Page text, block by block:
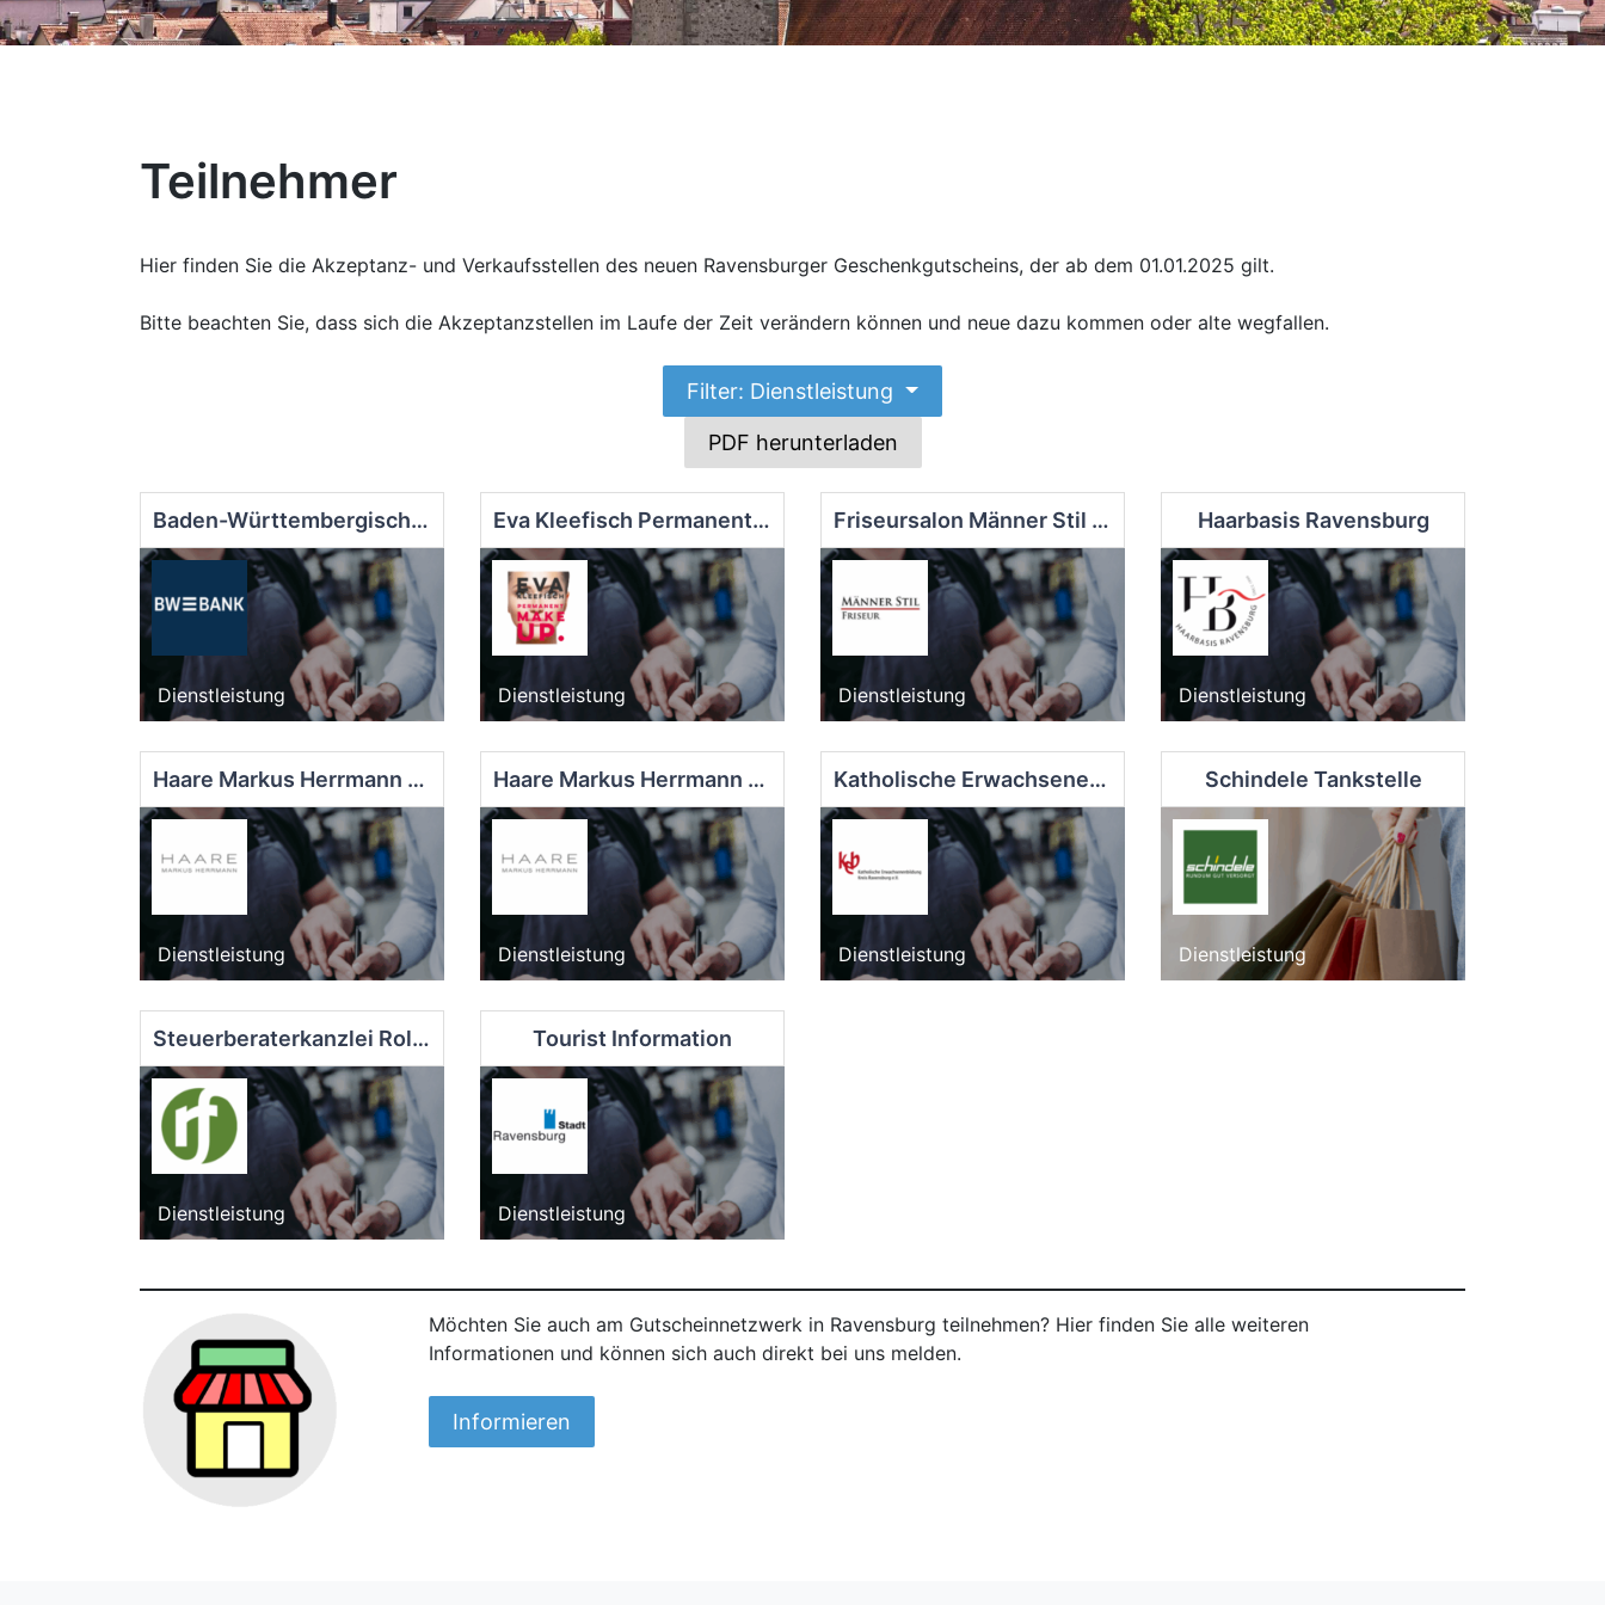
Teilnehmer
Hier finden Sie die Akzeptanz- und Verkaufsstellen des neuen Ravensburger Geschenkgutscheins, der ab dem 01.01.2025 gilt.
Bitte beachten Sie, dass sich die Akzeptanzstellen im Laufe der Zeit verändern können und neue dazu kommen oder alte wegfallen.
Filter: Dienstleistung
PDF herunterladen
Baden-Württembergische Bank - Filiale
Dienstleistung
Eva Kleefisch Permanent Make-up
Dienstleistung
Friseursalon Männer Stil - Ravensburg
Dienstleistung
Haarbasis Ravensburg
Dienstleistung
Haare Markus Herrmann - Gartenstraße
Dienstleistung
Haare Markus Herrmann - Marktstraße
Dienstleistung
Katholische Erwachsenenbildung Kreis Ravensburg eV
Dienstleistung
Schindele Tankstelle
Dienstleistung
Steuerberaterkanzlei Roland Frommlet
Dienstleistung
Tourist Information
Dienstleistung
Möchten Sie auch am Gutscheinnetzwerk in Ravensburg teilnehmen? Hier finden Sie alle weiteren
Informationen und können sich auch direkt bei uns melden.
Informieren